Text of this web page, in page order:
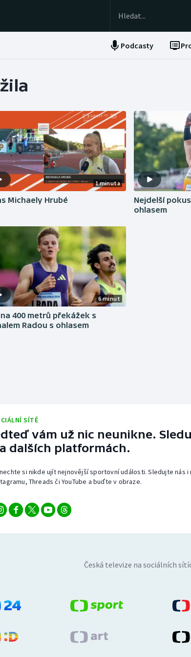
Podcasty
kanoistika
Short track
Sportovní střelba
Stolní tenis
Veslování
Vodní slalom
Volejbal
Ostatní
NEPŘEHLÉDNĚTE
Aplikace ČT sport
AZ kvíz
1 minuta
Michaely Hrubé
Nejdelší
ohlasem
6 minut
400 metrů překážek s
Radou s ohlasem
SÍTĚ
vám už nic neunikne.
dalších platformách.
si nikde ujít nejnovější sportovní události. Sledujte nás i
Threads či YouTube a buďte v obraze.
Česká televize na sociálních